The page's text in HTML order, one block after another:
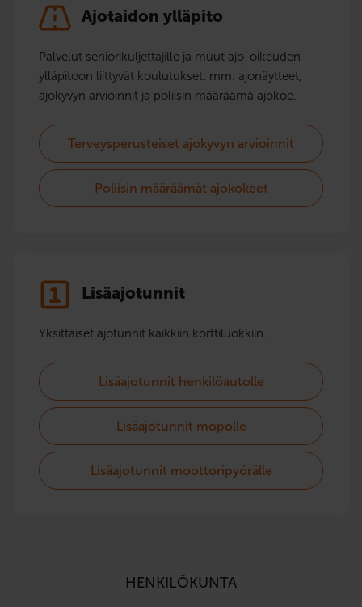
Ajotaidon ylläpito
Palvelut seniorikuljettajille ja muut ajo-oikeuden
ylläpitoon liittyvät koulutukset: mm. ajonäytteet,
ajokyvyn arvioinnit ja poliisin määräämä ajokoe.
Terveysperusteiset ajokyvyn arvioinnit
Poliisin määräämät ajokokeet
Lisäajotunnit
Yksittäiset ajotunnit kaikkiin korttiluokkiin.
Lisäajotunnit henkilöautolle
Lisäajotunnit mopolle
Lisäajotunnit moottoripyörälle
HENKILÖKUNTA